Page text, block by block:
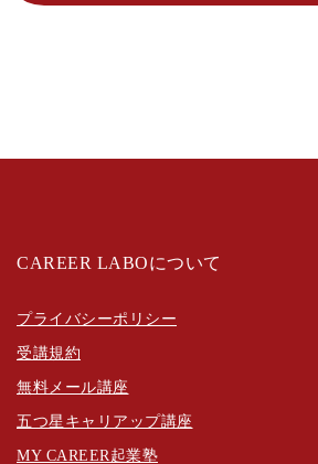
CAREER LABOについて
プライバシーポリシー
受講規約
無料メール講座
五つ星キャリアップ講座
MY CAREER起業塾